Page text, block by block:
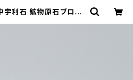
宇利石 鉱物原石ブロー